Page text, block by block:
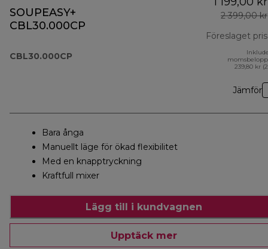
SOUPEASY+
CBL30.000CP
CBL30.000CP
2 399,00 kr
Föreslaget pris
239,80 kr
Jämför
Bara ånga
Manuellt läge för ökad flexibilitet
Med en knapptryckning
Kraftfull mixer
Lägg till i kundvagnen
Upptäck mer